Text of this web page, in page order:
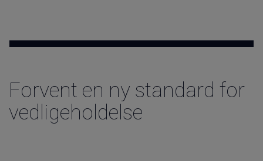
Forvent en ny standard for
vedligeholdelse